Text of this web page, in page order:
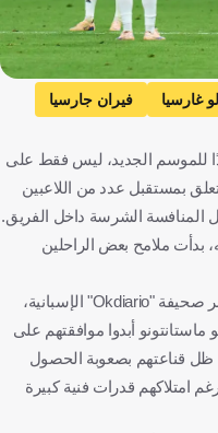
غارسيا
فيران جارسيا
للموسم الجديد، ليس فقط على
بمستقبل عدد من اللاعبين
الشرسة داخل الفريق.
بدأت ملامح بعض الراحلين
ووفقًا لما كشفه الصحفي لاتيجو سيرانو، عبر صحيفة "Okdiario" الإسبانية،
ماستانتونو أبدوا موافقتهم على
ظل قناعتهم بصعوبة الحصول
امتلاكهم قدرات فنية كبيرة